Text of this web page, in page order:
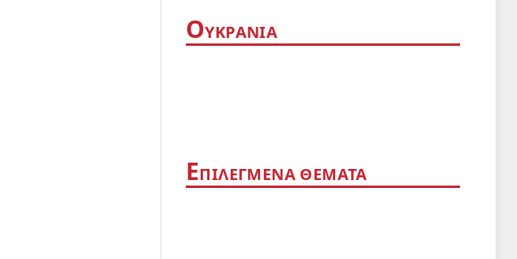
ΟΥΚΡΑΝΙΑ
ΕΠΙΛΕΓΜΕΝΑ ΘΕΜΑΤΑ